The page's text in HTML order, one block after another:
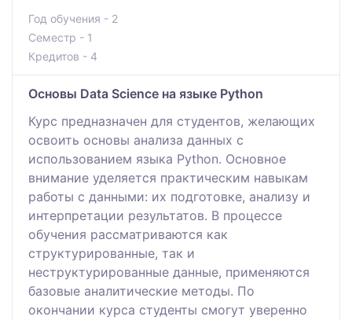
Год обучения - 2
Семестр - 1
Кредитов - 4
Основы Data Science на языке Python
Курс предназначен для студентов, желающих
освоить основы анализа данных с
использованием языка Python. Основное
внимание уделяется практическим навыкам
работы с данными: их подготовке, анализу и
интерпретации результатов. В процессе
обучения рассматриваются как
структурированные, так и
неструктурированные данные, применяются
базовые аналитические методы. По
окончании курса студенты смогут уверенно